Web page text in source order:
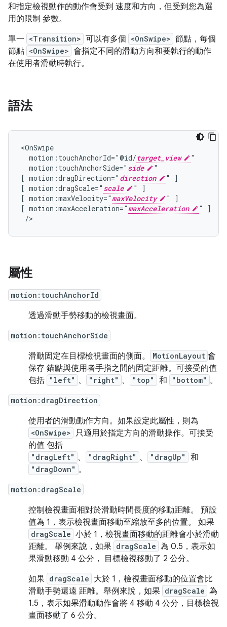
和指定檢視動作的動作會受到 速度和方向，但受到您為選
用的限制 參數。
單一 <Transition> 可以有多個 <OnSwipe> 節點，每個
節點 <OnSwipe> 會指定不同的滑動方向和要執行的動作
在使用者滑動時執行。
語法
motion:touchAnchorId="@id/target_view
motion:touchAnchorSide=" side
"
[ motion:dragDirection=" direction "
]
[ motion:dragScale=" scale "
]
[ motion:maxVelocity="maxVelocity "
]
[ motion:maxAcceleration="maxAcceleration "
/>
屬性
motion:touchAnchorId
透過滑動手勢移動的檢視畫面。
motion:touchAnchorSide
滑動固定在目標檢視畫面的側面。 MotionLayout 會
保存 錨點與使用者手指之間的固定距離。可接受的值
包括 "left" 、 "right" 、 "top" 和 "bottom" 。
motion:dragDirection
使用者的滑動動作方向。如果設定此屬性，則為
<OnSwipe> 只適用於指定方向的滑動操作。可接受
的值 包括
"dragLeft" 、 "dragRight" 、 "dragUp" 和
"dragDown" 。
motion:dragScale
控制檢視畫面相對於滑動時間長度的移動距離。 預設
值為 1，表示檢視畫面移動至縮放至多的位置。 如果
dragScale 小於 1，檢視畫面移動的距離會小於滑動
距離。 舉例來說，如果 dragScale 為 0.5，表示如
果滑動移動 4 公分， 目標檢視移動了 2 公分。
如果 dragScale 大於 1，檢視畫面移動的位置會比
滑動手勢還遠 距離。舉例來說，如果 dragScale 為
1.5，表示如果滑動動作會將 4 移動 4 公分，目標檢視
畫面移動了 6 公分。